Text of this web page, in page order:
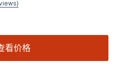
看价格